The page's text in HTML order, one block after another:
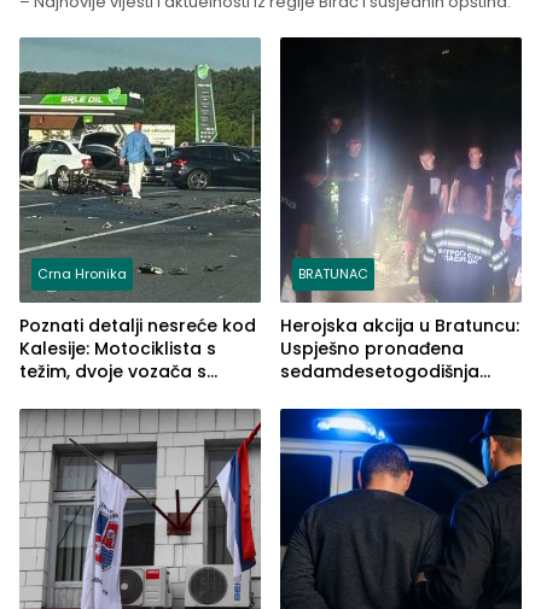
Crna Hronika
Poznati detalji nesreće kod
Kalesije: Motociklista s
težim, dvoje vozača s
BRATUNAC
Herojska akcija u Bratuncu:
Uspješno pronađena
sedamdesetogodišnja
Kravice.